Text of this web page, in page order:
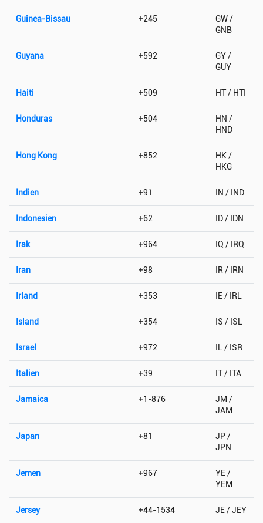
Guinea-Bissau +245
GW /
GNB
Guyana +592
GY /
GUY
Haiti +509 HT / HTI
Honduras +504
HN /
HND
Hong Kong +852
HK /
HKG
Indien +91 IN / IND
Indonesien +62 ID / IDN
Irak +964 IQ / IRQ
Iran +98 IR / IRN
Irland +353 IE / IRL
Island +354 IS / ISL
Israel +972 IL / ISR
Italien +39 IT / ITA
Jamaica +1-876
JM /
JAM
Japan +81
JP /
JPN
Jemen +967
YE /
YEM
Jersey +44-1534 JE / JEY